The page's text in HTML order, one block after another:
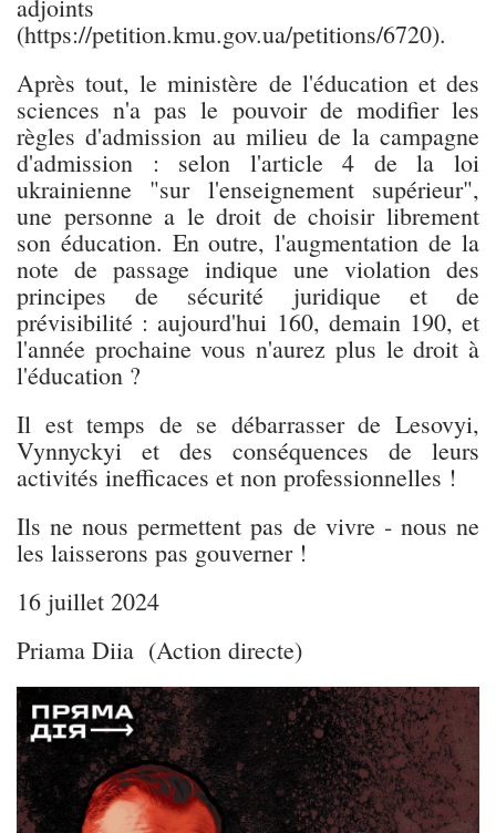
adjoints
(https://petition.kmu.gov.ua/petitions/6720).
Après tout, le ministère de l'éducation et des
sciences n'a pas le pouvoir de modifier les
règles d'admission au milieu de la campagne
d'admission : selon l'article 4 de la loi
ukrainienne "sur l'enseignement supérieur",
une personne a le droit de choisir librement
son éducation. En outre, l'augmentation de la
note de passage indique une violation des
principes de sécurité juridique et de
prévisibilité : aujourd'hui 160, demain 190, et
l'année prochaine vous n'aurez plus le droit à
l'éducation ?
Il est temps de se débarrasser de Lesovyi,
Vynnyckyi et des conséquences de leurs
activités inefficaces et non professionnelles !
Ils ne nous permettent pas de vivre - nous ne
les laisserons pas gouverner !
16 juillet 2024
Priama Diia (Action directe)